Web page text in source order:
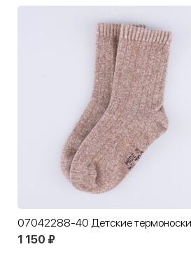
1 150 ₽